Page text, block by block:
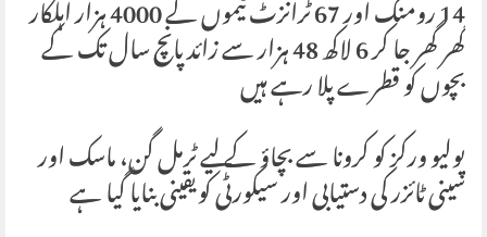
14 رومنگ اور 67 ٹرانزٹ ٹیموں کے 4000 ہزار اہلکار
گھر گھر جا کر 6 لاکھ 48 ہزار سے زائد پانچ سال تک کےبچوں کو قطرے پلا رہے ہیں
پولیو ورکز کو کرونا سے بچاؤ کے لیے ٹرمل گن، ماسک اور
سینی ٹائزر کی دستیابی اور سیکورٹی کویقینی بنایا گیا ہے